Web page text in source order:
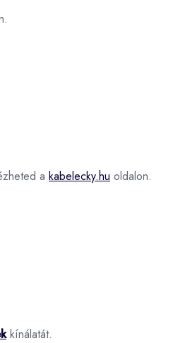
a kabelecky.hu oldalon.
kínálatát.